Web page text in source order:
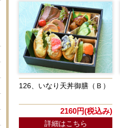
126、いなり天丼御膳（Ｂ）
2160円(税込み)
詳細はこちら